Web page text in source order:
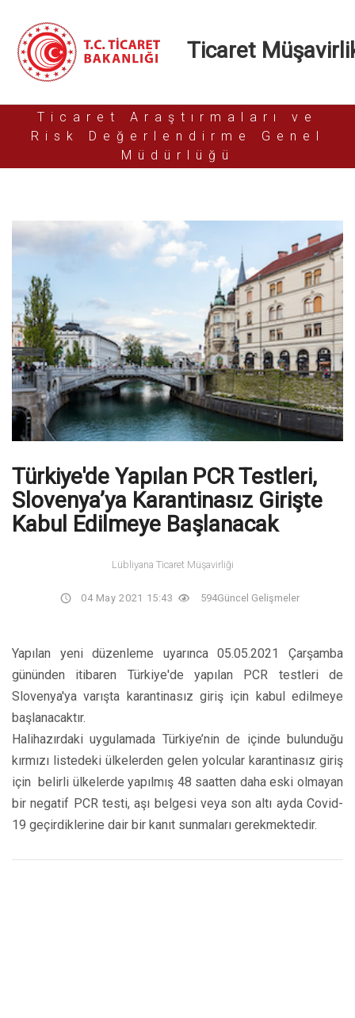
Ticaret
Ticaret Araştırmaları ve
Risk Değerlendirme Genel
Müdürlüğü
Türkiye'de Yapılan PCR Testleri,
Slovenya’ya Karantinasız Girişte
Kabul Edilmeye Başlanacak
Lübliyana Ticaret Müşavirliği
04 May 2021 15:43 594Güncel Gelişmeler
Yapılan yeni düzenleme uyarınca 05.05.2021 Çarşamba
gününden itibaren Türkiye'de yapılan PCR testleri de
Slovenya'ya varışta karantinasız giriş için kabul edilmeye
başlanacaktır.
Halihazırdaki uygulamada Türkiye’nin de içinde bulunduğu
kırmızı listedeki ülkelerden gelen yolcular karantinasız giriş
için belirli ülkelerde yapılmış 48 saatten daha eski olmayan
bir negatif PCR testi, aşı belgesi veya son altı ayda Covid-
19 geçirdiklerine dair bir kanıt sunmaları gerekmektedir.